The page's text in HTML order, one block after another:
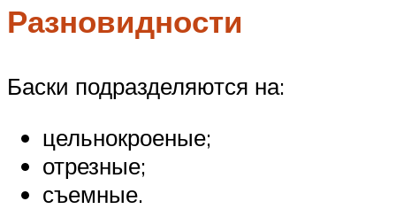
Разновидности
Баски подразделяются на:
цельнокроеные;
отрезные;
съемные.